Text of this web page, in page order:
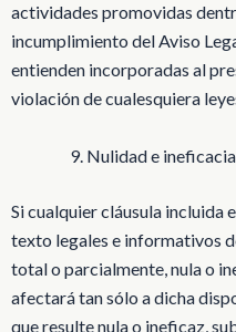
actividades promovidas
incumplimiento del Aviso
entienden incorporadas al
violación de cualesquiera
Nulidad e
Si cualquier cláusula incluida
texto legales e informativos
total o parcialmente, nula o
afectará tan sólo a dicha
que resulte nula o ineficaz,